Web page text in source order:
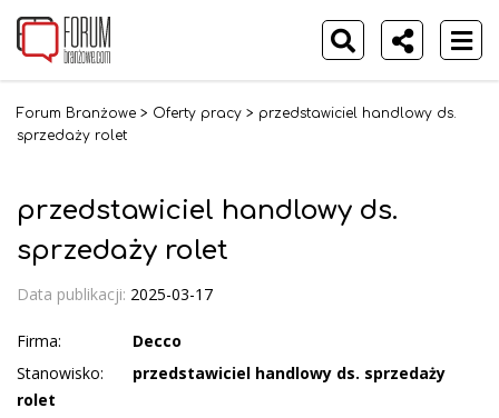
Forum Branżowe > Oferty pracy > przedstawiciel handlowy ds.
sprzedaży rolet
przedstawiciel handlowy ds.
sprzedaży rolet
Data publikacji: 2025-03-17
Firma:
Decco
Stanowisko:
przedstawiciel handlowy ds. sprzedaży
rolet